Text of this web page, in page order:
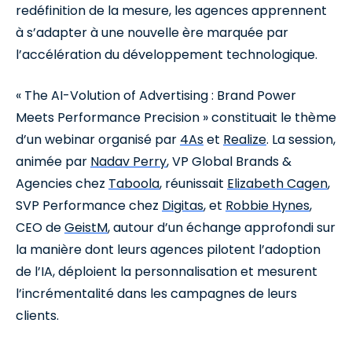
redéfinition de la mesure, les agences apprennent
à s’adapter à une nouvelle ère marquée par
l’accélération du développement technologique.
« The AI-Volution of Advertising : Brand Power
Meets Performance Precision » constituait le thème
d’un webinar organisé par 4Aset Realize. La session,
animée par Nadav Perry, VP Global Brands &
Agencies chez Taboola, réunissait Elizabeth Cagen,
SVP Performance chez Digitas, et Robbie Hynes,
CEO deGeistM, autour d’un échange approfondi sur
la manière dont leurs agences pilotent l’adoption
de l’IA, déploient la personnalisation et mesurent
l’incrémentalité dans les campagnes de leurs
clients.